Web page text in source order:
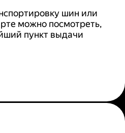
шин или
можно посмотреть,
пункт выдачи